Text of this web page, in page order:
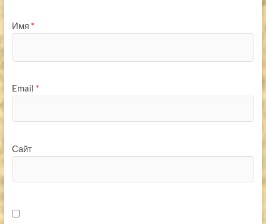
Имя *
Email *
Сайт